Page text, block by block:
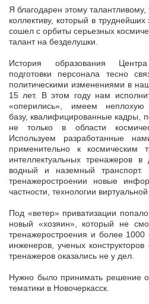
Я благодарен этому
коллективу, который в
сошел с орбиты серьезных
талант на безделушки.
История образования
подготовки персонала тесно
политическими изменениями в
15 лет. В этом году нам
«оперились», имеем неплохую
базу, квалифицированные кадры,
не только в области
Используем разработанные
применительно к космическим
интеллектуальных тренажеров в
водный и наземный
тренажеростроении новые
частности, технологии
Под «ветер» приватизации
новый «хозяин», который не
тренажеростроения и более
инженеров, ученых
тренажеров оказались не у дел.
Нужно было принимать решение
тематики в Новочеркасск.